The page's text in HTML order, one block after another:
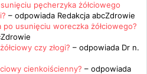
pęcherzyka żółciowego
– odpowiada Redakcja abcZdrowie
usunięciu woreczka żółciowego?
czy złogi? – odpowiada Dr n.
cienkoiścienny? – odpowiada